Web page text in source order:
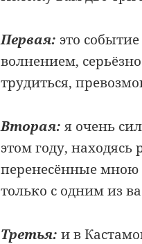
Первая: это
волнением,
трудиться,
Вторая: я очень
этом году, находясь
перенесённые мною
только с одним из
Третья: и в